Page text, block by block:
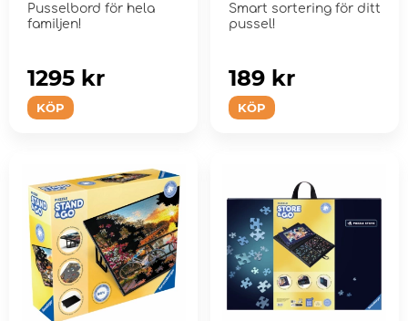
Pusselbord för hela
familjen!
KÖP
1295 kr
Smart sortering för ditt
pussel!
KÖP
189 kr